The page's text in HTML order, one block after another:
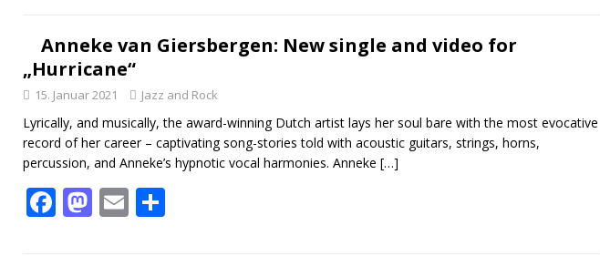
b
o
o
k
d
o
n
l n
Anneke van Giersbergen: New single and video for
„Hurricane“
15. Januar 2021 Jazz and Rock
Lyrically, and musically, the award-winning Dutch artist lays her soul bare with the most evocative
record of her career – captivating song-stories told with acoustic guitars, strings, horns,
percussion, and Anneke’s hypnotic vocal harmonies. Anneke […]
F M E